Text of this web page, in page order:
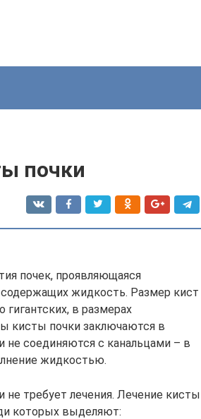
почки
почек, проявляющаяся
содержащих жидкость. Размер кист
в размерах
кисты почки заключаются в
не соединяются с канальцами – в
жидкостью.
не требует лечения. Лечение кисты
которых выделяют: